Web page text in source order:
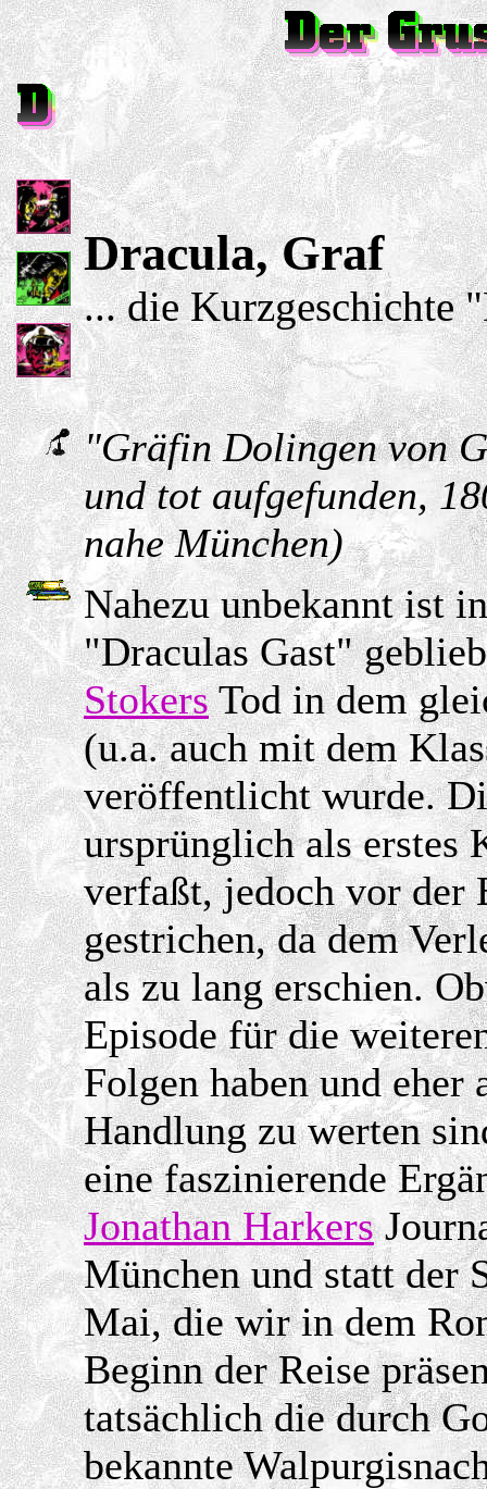
Dracula, Graf
... die Kurzgeschichte
"Gräfin Dolingen von
und tot aufgefunden,
nahe München)
Nahezu unbekannt ist
"Draculas Gast"
StokersTod in dem
(u.a. auch mit dem
veröffentlicht wurde.
ursprünglich als erstes
verfaßt, jedoch vor der
gestrichen, da dem
als zu lang erschien.
Episode für die
Folgen haben und
Handlung zu werten
eine faszinierende
Jonathan Harkers
München und statt der
Mai, die wir in dem
Beginn der Reise
tatsächlich die durch
bekannte